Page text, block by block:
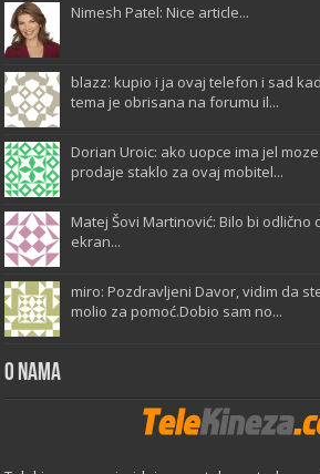
Nimesh Patel: Nice article...
blazz: kupio i ja ovaj telefon i sad
tema je obrisana na forumu il...
Dorian Uroic: ako uopce ima jel
prodaje staklo za ovaj mobitel...
Matej Šovi Martinović: Bilo bi odlično
ekran...
miro: Pozdravljeni Davor, vidim da
molio za pomoć.Dobio sam no...
O Nama